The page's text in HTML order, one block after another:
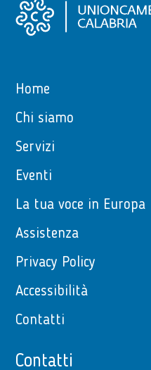
Home
Chi siamo
Servizi
Eventi
La tua voce in Europa
Assistenza
Privacy Policy
Accessibilità
Contatti
Contatti